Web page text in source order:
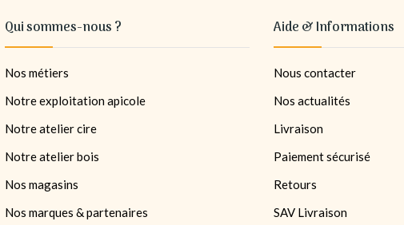
Qui sommes-nous ?
Nos métiers
Notre exploitation apicole
Notre atelier cire
Notre atelier bois
Nos magasins
Nos marques & partenaires
Aide & Informations
Nous contacter
Nos actualités
Livraison
Paiement sécurisé
Retours
SAV Livraison